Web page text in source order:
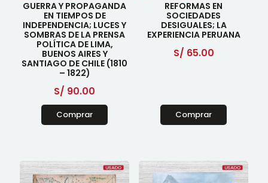
GUERRA Y PROPAGANDA
EN TIEMPOS DE
INDEPENDENCIA; LUCES Y
SOMBRAS DE LA PRENSA
POLÍTICA DE LIMA,
BUENOS AIRES Y
SANTIAGO DE CHILE (1810
– 1822)
S/ 90.00
Comprar
REFORMAS EN
SOCIEDADES
DESIGUALES; LA
EXPERIENCIA PERUANA
S/ 65.00
Comprar